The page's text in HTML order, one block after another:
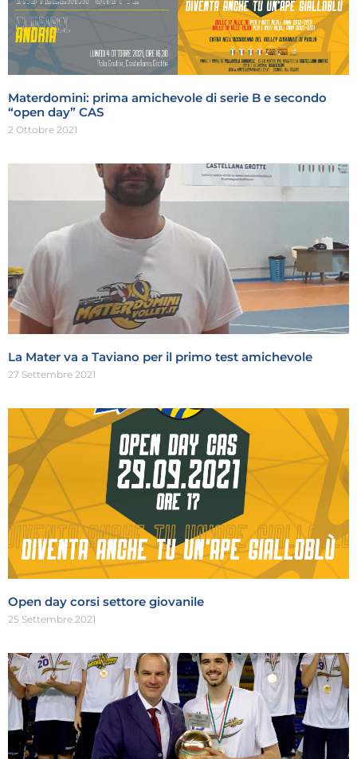
Materdomini: prima amichevole di serie B e secondo
“open day” CAS
2 Ottobre 2021
La Mater va a Taviano per il primo test amichevole
27 Settembre 2021
Open day corsi settore giovanile
25 Settembre 2021